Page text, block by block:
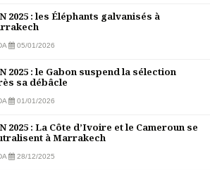
2025 : les Éléphants galvanisés à
05/01/2026
2025 : le Gabon suspend la sélection
sa débâcle
01/01/2026
2025 : La Côte d’Ivoire et le Cameroun se
à Marrakech
28/12/2025